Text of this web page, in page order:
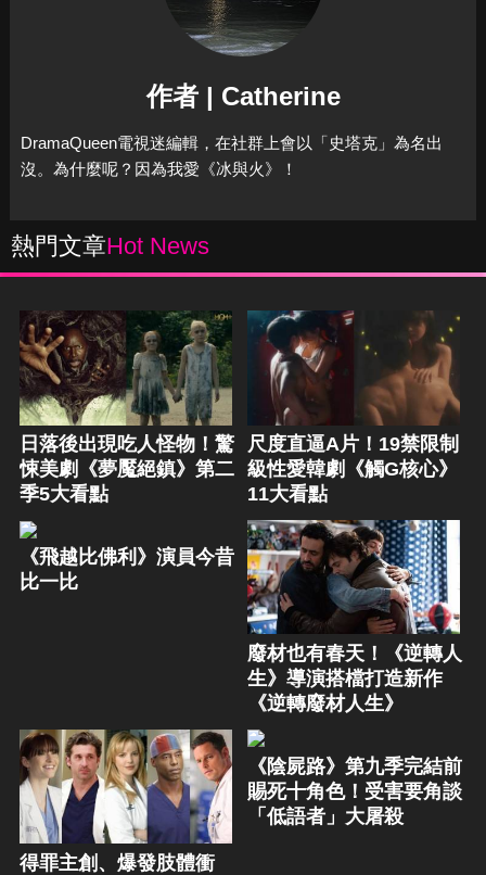
作者 | Catherine
DramaQueen電視迷編輯，在社群上會以「史塔克」為名出
沒。為什麼呢？因為我愛《冰與火》！
熱門文章Hot News
日落後出現吃人怪物！驚
悚美劇《夢魘絕鎮》第二
季5大看點
尺度直逼A片！19禁限制
級性愛韓劇《觸G核心》
11大看點
《飛越比佛利》演員今昔
比一比
廢材也有春天！《逆轉人
生》導演搭檔打造新作
《逆轉廢材人生》
得罪主創、爆發肢體衝
《陰屍路》第九季完結前
賜死十角色！受害要角談
「低語者」大屠殺